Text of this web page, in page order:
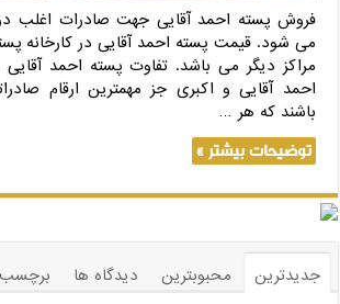
فروش پسته احمد آقایی جهت صادرات اغلب در
می شود. قیمت پسته احمد آقایی در کارخانه
مراکز دیگر می باشد. تفاوت پسته احمد
احمد آقایی و اکبری جز مهمترین ارقام
باشند که هر …
توضیحات بیشتر »
جدیدترین محبوبترین دیدگاه ها برچسب